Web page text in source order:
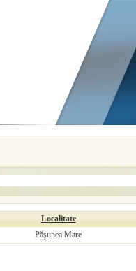
Localitate
Păşunea Mare